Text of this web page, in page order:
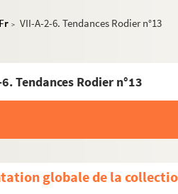
> VII-A-2-6. Tendances Rodier n°13
Tendances Rodier n°13
globale de la
unités
et gestion d’entreprise
industriel